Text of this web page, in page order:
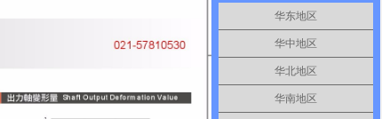
华东地区
华中地区
华北地区
华南地区